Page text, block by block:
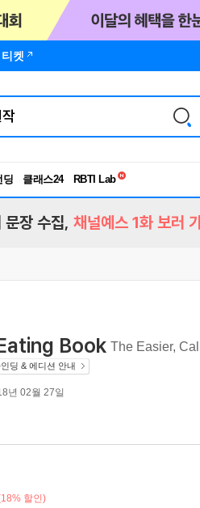
티켓
딩 클래스24
독서유형검사
문장 수집, 채널예스 1화 보러
Book The Easier,
인딩 & 에디션 안내
년 02월 27일
할인)